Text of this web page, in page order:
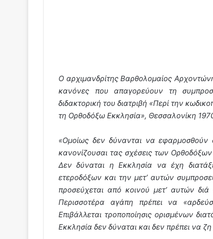
Ο αρχιμανδρίτης Βαρθολομαίος
κανόνες που απαγορεύουν τη
διδακτορική του διατριβή «Περί την
τη Ορθοδόξω Εκκλησία», Θεσσαλονίκη
«Ομοίως δεν δύνανται να εφαρμοσθούν
κανονίζουσαι τας σχέσεις των
Δεν δύναται η Εκκλησία να έχη
ετεροδόξων και την μετ’ αυτών
προσεύχεται από κοινού μετ’ αυτών
Περισσοτέρα αγάπη πρέπει να
Επιβάλλεται τροποποίησις ορισμένων
Εκκλησία δεν δύναται και δεν πρέπει να